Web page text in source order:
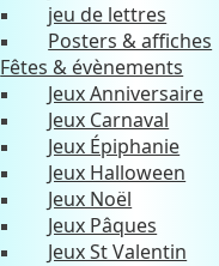
jeu de lettres
Posters & affiches
Fêtes & évènements
Jeux Anniversaire
Jeux Carnaval
Jeux Épiphanie
Jeux Halloween
Jeux Noël
Jeux Pâques
Jeux St Valentin